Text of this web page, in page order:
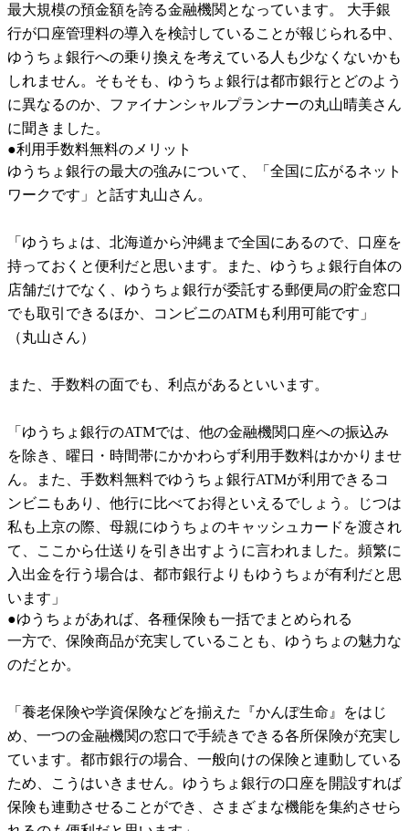
最大規模の預金額を誇る金融機関となっています。 大手銀
行が口座管理料の導入を検討していることが報じられる中、
ゆうちょ銀行への乗り換えを考えている人も少なくないかも
しれません。そもそも、ゆうちょ銀行は都市銀行とどのよう
に異なるのか、ファイナンシャルプランナーの丸山晴美さん
に聞きました。
●利用手数料無料のメリット
ゆうちょ銀行の最大の強みについて、「全国に広がるネット
ワークです」と話す丸山さん。
「ゆうちょは、北海道から沖縄まで全国にあるので、口座を
持っておくと便利だと思います。また、ゆうちょ銀行自体の
店舗だけでなく、ゆうちょ銀行が委託する郵便局の貯金窓口
でも取引できるほか、コンビニのATMも利用可能です」
（丸山さん）
また、手数料の面でも、利点があるといいます。
「ゆうちょ銀行のATMでは、他の金融機関口座への振込み
を除き、曜日・時間帯にかかわらず利用手数料はかかりませ
ん。また、手数料無料でゆうちょ銀行ATMが利用できるコ
ンビニもあり、他行に比べてお得といえるでしょう。じつは
私も上京の際、母親にゆうちょのキャッシュカードを渡され
て、ここから仕送りを引き出すように言われました。頻繁に
入出金を行う場合は、都市銀行よりもゆうちょが有利だと思
います」
●ゆうちょがあれば、各種保険も一括でまとめられる
一方で、保険商品が充実していることも、ゆうちょの魅力な
のだとか。
「養老保険や学資保険などを揃えた『かんぽ生命』をはじ
め、一つの金融機関の窓口で手続きできる各所保険が充実し
ています。都市銀行の場合、一般向けの保険と連動している
ため、こうはいきません。ゆうちょ銀行の口座を開設すれば
保険も連動させることができ、さまざまな機能を集約させら